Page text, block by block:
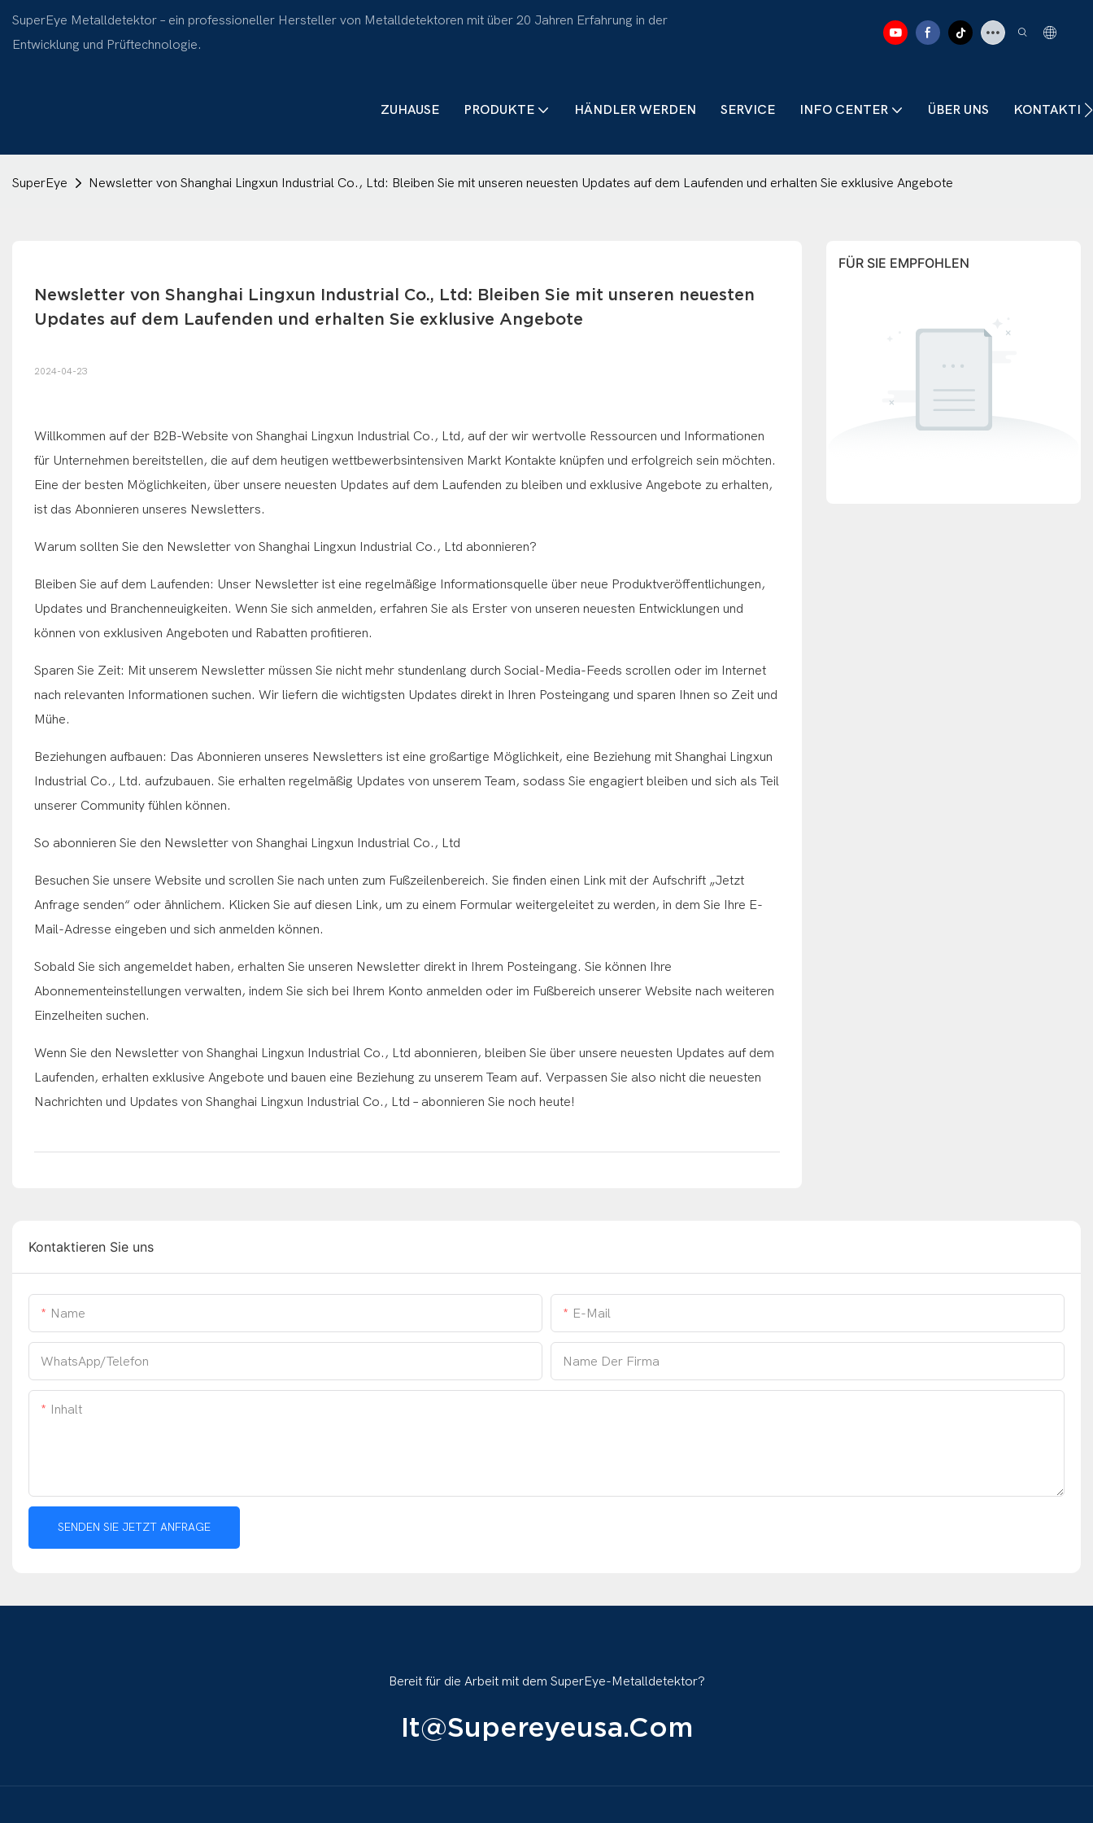
SuperEye Metalldetektor – ein professioneller Hersteller von Metalldetektoren mit über 20 Jahren Erfahrung in der
Entwicklung und Prüftechnologie.
ZUHAUSE PRODUKTE HÄNDLER WERDEN SERVICE INFO CENTER ÜBER UNS
SuperEye Newsletter von Shanghai Lingxun Industrial Co., Ltd: Bleiben Sie mit unseren neuesten Updates auf dem Laufenden und erhalten Sie exklusive Angebote
Newsletter von Shanghai Lingxun Industrial Co., Ltd: Bleiben Sie mit unseren neuesten
Updates auf dem Laufenden und erhalten Sie exklusive Angebote
2024-04-23
Willkommen auf der B2B-Website von Shanghai Lingxun Industrial Co., Ltd, auf der wir wertvolle Ressourcen und Informationen
für Unternehmen bereitstellen, die auf dem heutigen wettbewerbsintensiven Markt Kontakte knüpfen und erfolgreich sein möchten.
Eine der besten Möglichkeiten, über unsere neuesten Updates auf dem Laufenden zu bleiben und exklusive Angebote zu erhalten,
ist das Abonnieren unseres Newsletters.
Warum sollten Sie den Newsletter von Shanghai Lingxun Industrial Co., Ltd abonnieren?
Bleiben Sie auf dem Laufenden: Unser Newsletter ist eine regelmäßige Informationsquelle über neue Produktveröffentlichungen,
Updates und Branchenneuigkeiten. Wenn Sie sich anmelden, erfahren Sie als Erster von unseren neuesten Entwicklungen und
können von exklusiven Angeboten und Rabatten profitieren.
Sparen Sie Zeit: Mit unserem Newsletter müssen Sie nicht mehr stundenlang durch Social-Media-Feeds scrollen oder im Internet
nach relevanten Informationen suchen. Wir liefern die wichtigsten Updates direkt in Ihren Posteingang und sparen Ihnen so Zeit und
Mühe.
Beziehungen aufbauen: Das Abonnieren unseres Newsletters ist eine großartige Möglichkeit, eine Beziehung mit Shanghai Lingxun
Industrial Co., Ltd. aufzubauen. Sie erhalten regelmäßig Updates von unserem Team, sodass Sie engagiert bleiben und sich als Teil
unserer Community fühlen können.
So abonnieren Sie den Newsletter von Shanghai Lingxun Industrial Co., Ltd
Besuchen Sie unsere Website und scrollen Sie nach unten zum Fußzeilenbereich. Sie finden einen Link mit der Aufschrift „Jetzt
Anfrage senden“ oder ähnlichem. Klicken Sie auf diesen Link, um zu einem Formular weitergeleitet zu werden, in dem Sie Ihre E-
Mail-Adresse eingeben und sich anmelden können.
Sobald Sie sich angemeldet haben, erhalten Sie unseren Newsletter direkt in Ihrem Posteingang. Sie können Ihre
Abonnementeinstellungen verwalten, indem Sie sich bei Ihrem Konto anmelden oder im Fußbereich unserer Website nach weiteren
Einzelheiten suchen.
Wenn Sie den Newsletter von Shanghai Lingxun Industrial Co., Ltd abonnieren, bleiben Sie über unsere neuesten Updates auf dem
Laufenden, erhalten exklusive Angebote und bauen eine Beziehung zu unserem Team auf. Verpassen Sie also nicht die neuesten
Nachrichten und Updates von Shanghai Lingxun Industrial Co., Ltd – abonnieren Sie noch heute!
FÜR SIE EMPFOHLEN
Kontaktieren Sie uns
Name E-Mail
WhatsApp/Telefon Name Der Firma
Inhalt
SENDEN SIE JETZT ANFRAGE
Bereit für die Arbeit mit dem SuperEye-Metalldetektor?
It@supereyeusa.com